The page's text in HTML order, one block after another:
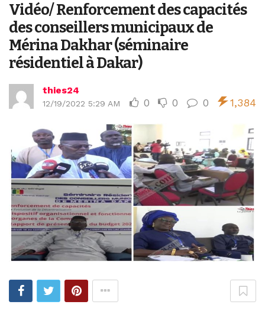
Vidéo/ Renforcement des capacités
des conseillers municipaux de
Mérina Dakhar (séminaire
résidentiel à Dakar)
thies24
12/19/2022 5:29 AM 0 0 0 1,384